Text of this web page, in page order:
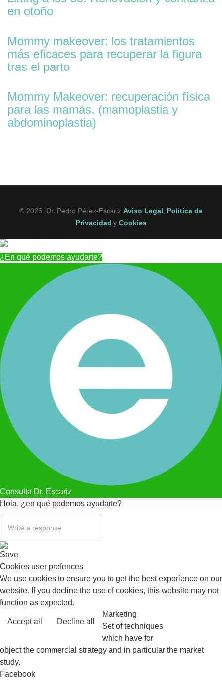
en otoño
Mommy makeover: los tratamientos
más eficaces para recuperar la figura
tras el parto
Mommy Makeover: recuperación física
para las mamás. (mamoplastia y
abdominoplastia)
© 2025. Dr. Pedro Pérez-Escariz Aviso Legal
Política de
Privacidad y Cookies
¿En qué podemos ayudarte?
Consulta Dr. Escariz
Hola, ¿en qué podemos ayudarte?
Save
Cookies user prefences
We use cookies to ensure you to get the best experience on our
website. If you decline the use of cookies, this website may not
function as expected.
Accept all Decline all
Marketing
Set of techniques
which have for
object the commercial strategy and in particular the market
study.
Facebook